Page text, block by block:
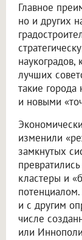
Главное
но и других
лучших
такие города
и новыми
изменили
замкнутых
кластеры и
и с другим
числе
или